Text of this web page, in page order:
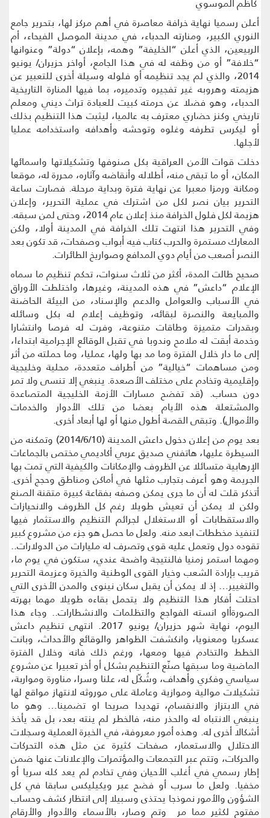
كاظم الموسوي
أعلن رسميا نهاية خرافة معاصرة في أهم مركز لها، بتحرير جامع
النوري الكبير، ومنارته الحدباء، في مدينة الموصل الفيحاء، أم
الربيعين، الذي أعلن “الخليفة” وهمه، بإعلان “دولة” وعنوانها
“خلافة” أو من وظفه له في هذا الجامع، أواخر حزيران/ يونيو
2014، والذي لم يجد تنظيمه أو فلوله وسيلة أخرى للتعبير عن
هزيمته وهروبه غير تفجيره وتدميره، بما فيها المنارة التاريخية
الحدباء، وهو فضلا عن حرمته كبيت للعبادة تراث ديني ومعلم
تاريخي وكنز حضاري معترف به عالميا، ليثبت هذا التنظيم بذلك
أو ليكرس تطرفه وغلوه وتوحشه وأهدافه واستخدامه عمليا
لأجلها.
دخلت قوات الأمن العراقية بكل صنوفها وتشكيلاتها واسمائها
المكان، أو ما تبقى منه، أطلاله وأنقاضه وآثاره، محررة له، موقعا
ومكانة ورمزا معبرا عن نهاية فترة وبداية مرحلة. فصارت ساعة
التحرير بيان نصر لكل من اشترك في عملية التحرير، وإعلان
هزيمة لكل فلول الخرافة منذ إعلان عام 2014، وحتى لمن سبقه.
وفي التحرير هذا انتهت تلك الخرافة في المدينة أولا، ولكن
المعارك مستمرة والحرب كتاب فيه أبواب وصفحات، قد تكون بعد
النصر أصعب من أيام دوي المدافع وصواريخ الطائرات.
صحيح طالت المدة، أكثر من ثلاث سنوات، تحكم تنظيم ما سماه
الإعلام “داعش” في هذه المدينة، وغيرها، واختلطت الأوراق
في الأسباب والعوامل والدعم والإسناد، من البيئة الحاضنة
والمبايعة والنصرة لبقائه، وتوظيف إعلام له بكل وسائله
وبقدرات متميزة وطاقات متنوعة، وفرت له فرصا وانتشارا
وخدمة أبقت له ملامح وندوبا في تقبل الوقائع الإجرامية ابتداءا،
إلى ما دار خلال الفترة وما مد بها ولها، عمليا، وما حملته من أثر
ومن مساهمات “خيالية” من أطراف متعددة، محلية وخليجية
وإقليمية وتخادم على مختلف الأصعدة. ينبغي إلا تنسى ولا تمر
دون حساب. (قد تفضح مسارات الأزمة الخليجية المتصاعدة
والمشتعلة هذه الأيام بعضا من تلك الأدوار والخدمات
والأموال). وتبقى القصة أطول منها أو لها أبعاد أخرى.
بعد يوم من إعلان دخول داعش المدينة (2014/6/10) وتمكنه من
السيطرة عليها، هاتفني صديق عربي أكاديمي مختص بالجماعات
الإرهابية متسائلا عن الظروف والإمكانات والكيفية التي تمت بها
الجريمة وهو أعرف بتجارب مثلها في أماكن ومناطق وحجج أخرى.
أتذكر قلت له أن ما جرى يمكن وصفه بفقاعة كبيرة متقنة الصنع
ولكن لا يمكن أن تعيش طويلا رغم كل الظروف والانحيازات
والاستقطابات أو الاستغلال لجرائم التنظيم والاستثمار فيها
لتنفيذ مخططات ابعد منه. ولعل ما حصل هو جزء من مشروع كبير
تقوده دول وتعمل عليه قوى وتصرف له مليارات من الدولارات..
ومهما استمر زمنيا فالنتيجة واضحة عندي، ستكون في يوم ما،
قريب بإرادة الشعب وخيار القوى الوطنية والخيرة وعزيمة التحرير
والتغيير… إذ لا يمكن أن يقبل سكان نينوى والمدن الأخرى التي
احتلت أفكار هذا التنظيم ولا يتحمل بقاءه طويلا مهما بهرته
الصورةأاو انسته الفواجع والتظلمات والانشطارات.. وجاء هذا
اليوم، نهاية شهر حزيران/ يونيو 2017. انتهى تنظيم داعش
عسكريا ومعنويا، وانكشفت الظواهر والوقائع والأحداث، وبانت
الخطط والتخادم فيها ومعها، ورغم ذلك فانه وخلال الفترة
الماضية وما سبقها صنّع التنظيم بشكل أو أخر تعبيرا عن مشروع
سياسي وفكري وأهداف، وشُكّل له، علنا وسرا، مناورة ومواربة،
تشكيلات موالية وموازية وعاملة على موروثه لانتهاز مواقع لها
في الابتزاز والانقسام، تهديدا صريحا او تضمينا… وهو ما
ينبغي الانتباه له والحذر منه، فالخطر لم ينته بعد، بل قد يأخذ
أشكالا أخرى له. وهذه أمور معروفة، في الخبرة العملية وسجلات
الاحتلال والاستعمار، صفحات كثيرة عن مثل هذه التحركات
والحركات، وتتم عبر التجمعات والمؤتمرات والإعلانات عنها ضمن
إطار رسمي في أغلب الأحيان وفي تخادم لم يعد كله سريا أو
مخفيا. ولعل ما سرب أو فضح عبر ويكيليكس سابقا في كل
الشؤون والأمور نموذجا يحتذى وسبيلا إلى انتظار كشف وحساب
مفتوح لكثير مما مر وتم وصار، بالأسماء والأدوار والأرقام